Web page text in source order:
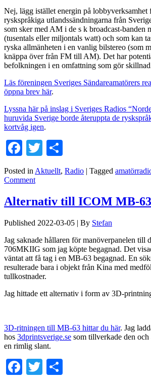
Nej, lägg istället energin på lobbyverksamhet
ryskspråkiga utlandssändningarna från
som sker med AM i de s k broadcast-banden
(tusentals eller miljontals watt) och som kan
ryska allmänheten i en vanlig bilstereo (som
knäppa över från FM till AM). Det har
befolkningen i en omfattning som gör
Läs föreningen Sveriges Sändareamatörers
öppna brev här.
Lyssna här på inslag i Sveriges Radios
huruvida Sverige borde återuppta de
kortvåg igen.
Facebook
Twitter
Posted in Aktuellt, Radio | Tagged
Comment
Alternativ till ICOM MB-63
Published 2022-03-05 | By Stefan
Jag saknade hållaren för manöverpanelen till
706MKIIG som jag köpte begagnad. Det
väntat att få tag i en MB-63 begagnad. En
resulterade bara i objekt från Kina med
tullkostnader.
Jag hittade ett alternativ i form av 3D-
3D-ritningen till MB-63 hittar du här. Jag
hos 3dprintsverige.se som tillverkade den
en rimlig slant.
Facebook
Twitter